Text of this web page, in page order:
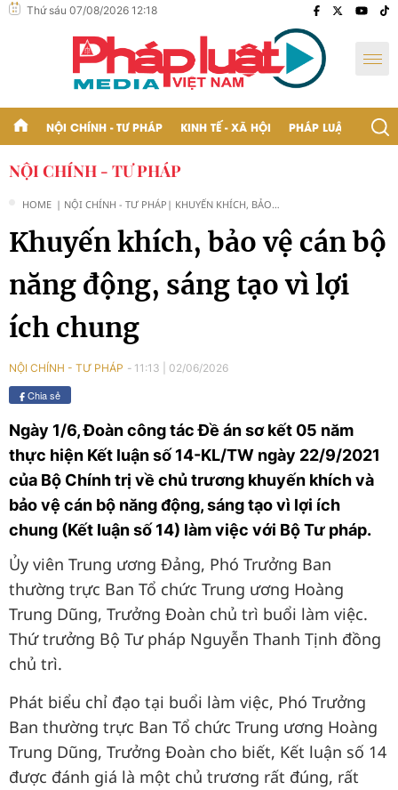
Thứ sáu 07/08/2026 12:18
NỘI CHÍNH - TƯ PHÁP KINH TẾ - XÃ HỘI PHÁP LUẬT - BẠN
NỘI CHÍNH - TƯ PHÁP
HOME | NỘI CHÍNH - TƯ PHÁP | KHUYẾN KHÍCH, BẢO
ĐỘNG, SÁNG TẠO VÌ LỢI
ÍCH CHUNG
Khuyến khích, bảo vệ cán bộ
năng động, sáng tạo vì lợi
ích chung
NỘI CHÍNH - TƯ PHÁP 11:13 02/06/2026
Chia sẻ
Ngày 1/6, Đoàn công tác Đề án sơ kết 05 năm
thực hiện Kết luận số 14-KL/TW ngày 22/9/2021
của Bộ Chính trị về chủ trương khuyến khích và
bảo vệ cán bộ năng động, sáng tạo vì lợi ích
chung (Kết luận số 14) làm việc với Bộ Tư pháp.
Ủy viên Trung ương Đảng, Phó Trưởng Ban
thường trực Ban Tổ chức Trung ương Hoàng
Trung Dũng, Trưởng Đoàn chủ trì buổi làm việc.
Thứ trưởng Bộ Tư pháp Nguyễn Thanh Tịnh đồng
chủ trì.
Phát biểu chỉ đạo tại buổi làm việc, Phó Trưởng
Ban thường trực Ban Tổ chức Trung ương Hoàng
Trung Dũng, Trưởng Đoàn cho biết, Kết luận số 14
được đánh giá là một chủ trương rất đúng, rất